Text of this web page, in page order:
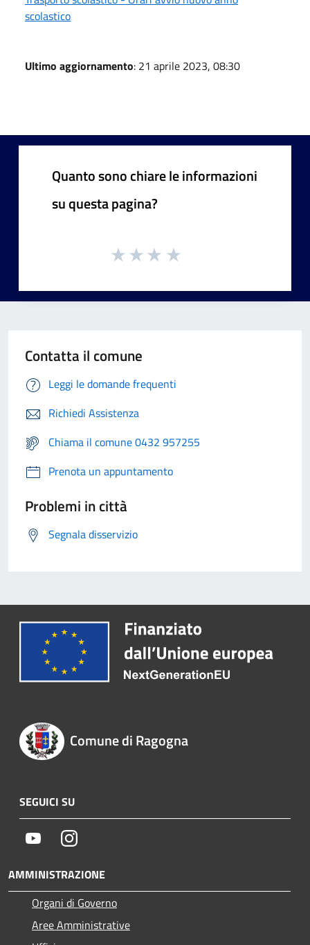
scolastico
Ultimo aggiornamento: 21 aprile 2023, 08:30
Quanto sono chiare le informazioni
su questa pagina?
Contatta il comune
Leggi le domande frequenti
Richiedi Assistenza
Chiama il comune 0432 957255
Prenota un appuntamento
Problemi in città
Segnala disservizio
Comune di Ragogna
SEGUICI SU
YoutubeInstagram
AMMINISTRAZIONE
Organi di Governo
Aree Amministrative